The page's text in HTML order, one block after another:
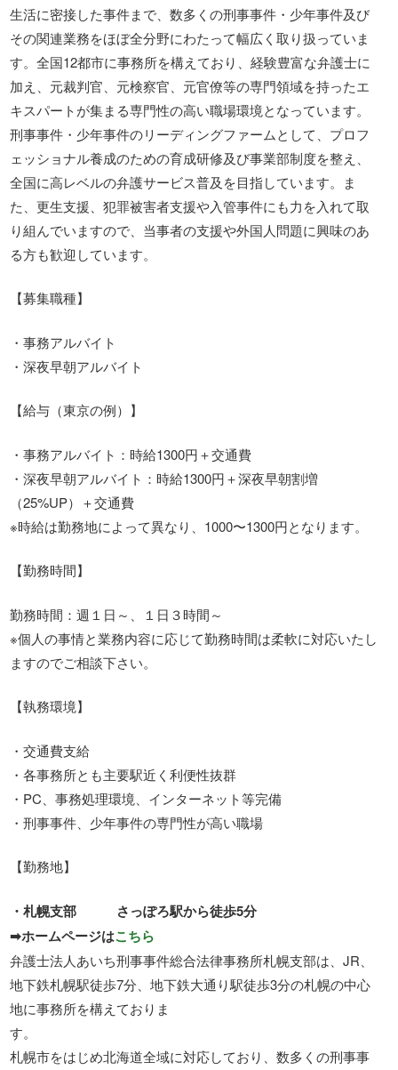
生活に密接した事件まで、数多くの刑事事件・少年事件及び
その関連業務をほぼ全分野にわたって幅広く取り扱っていま
す。全国12都市に事務所を構えており、経験豊富な弁護士に
加え、元裁判官、元検察官、元官僚等の専門領域を持ったエ
キスパートが集まる専門性の高い職場環境となっています。
刑事事件・少年事件のリーディングファームとして、プロフ
ェッショナル養成のための育成研修及び事業部制度を整え、
全国に高レベルの弁護サービス普及を目指しています。ま
た、更生支援、犯罪被害者支援や入管事件にも力を入れて取
り組んでいますので、当事者の支援や外国人問題に興味のあ
る方も歓迎しています。
【募集職種】
・事務アルバイト
・深夜早朝アルバイト
【給与（東京の例）】
・事務アルバイト：時給1300円＋交通費
・深夜早朝アルバイト：時給1300円＋深夜早朝割増
（25%UP）＋交通費
※時給は勤務地によって異なり、1000〜1300円となります。
【勤務時間】
勤務時間：週１日～、１日３時間～
※個人の事情と業務内容に応じて勤務時間は柔軟に対応いたし
ますのでご相談下さい。
【執務環境】
・交通費支給
・各事務所とも主要駅近く利便性抜群
・PC、事務処理環境、インターネット等完備
・刑事事件、少年事件の専門性が高い職場
【勤務地】
・札幌支部 さっぽろ駅から徒歩5分
➡ホームページはこちら
弁護士法人あいち刑事事件総合法律事務所札幌支部は、JR、
地下鉄札幌駅徒歩7分、地下鉄大通り駅徒歩3分の札幌の中心
地に事務所を構えておりま
す
札幌市をはじめ北海道全域に対応しており、数多くの刑事事